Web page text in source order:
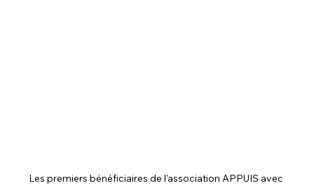
Les premiers bénéficiaires de l'association APPUIS avec